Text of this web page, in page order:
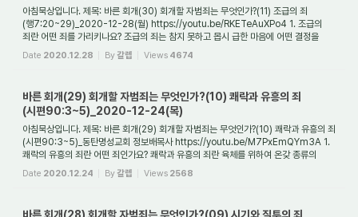
아침묵상입니다. 제목: 바른 회개(30) 회개할 자범죄는 무엇인가?(11) 조급의 죄
(행7:20~29)_2020-12-28(월) https://youtu.be/RKETeAuXPo4 1. 조급의
죄란 어떤 죄를 가리키나요? 조급의 죄는 참지 못하고 몹시 급한 마음에 어떤 결정을
내리지만 그것으로 인...
Date 2020.12.28 By갈렙 Views 4674
바른 회개(29) 회개할 자범죄는 무엇인가?(10) 쾌락과 유흥의 죄
(시편90:3~5)_2020-12-24(목)
아침묵상입니다. 제목: 바른 회개(29) 회개할 자범죄는 무엇인가?(10) 쾌락과 유흥의 죄
(시편90:3~5)_동탄명성교회 정보배목사 https://youtu.be/M7PxEmQYm3A 1.
쾌락의 유흥의 죄란 어떤 죄인가요? 쾌락과 유흥의 죄란 육체를 위하여 온갖 종류의
쾌락과 유흥...
Date 2020.12.24 By갈렙 Views 2568